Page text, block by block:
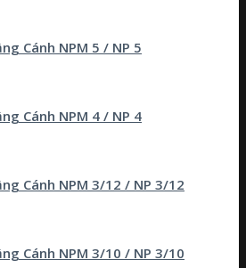
Cánh NPM 5 / NP 5
Cánh NPM 4 / NP 4
Cánh NPM 3/12 / NP 3/12
Cánh NPM 3/10 / NP 3/10